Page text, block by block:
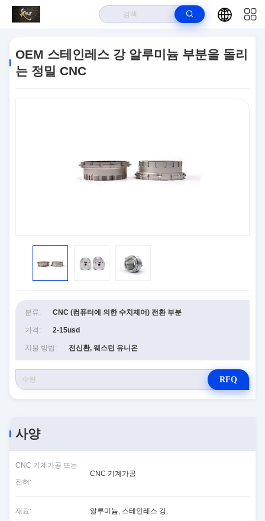
강 알루미늄 부분을 돌리는 정밀 CNC
OEM 스테인레스 강 알루미늄 부분을 돌리
는 정밀 CNC
분류: CNC (컴퓨터에 의한 수치제어) 전환 부분
가격: 2-15usd
지불 방법: 전신환, 웨스턴 유니온
RFQ
사양
CNC 기계가공 또는
전혀:
CNC 기계가공
재료: 알루미늄, 스테인레스 강